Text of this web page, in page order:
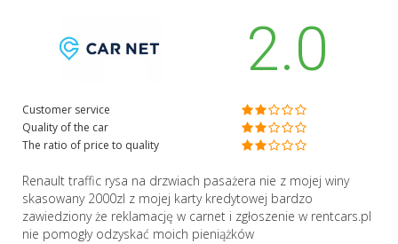
2.0
Customer service
Quality of the car
The ratio of price to quality
Renault traffic rysa na drzwiach pasażera nie z mojej winy
skasowany 2000zl z mojej karty kredytowej bardzo
zawiedziony że reklamację w carnet i zgłoszenie w rentcars.pl
nie pomogły odzyskać moich pieniążków